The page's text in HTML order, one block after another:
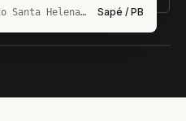
→ Estrada do Assentamento Santa Helena 3 Pará Sítio Estiva Sapé / PB